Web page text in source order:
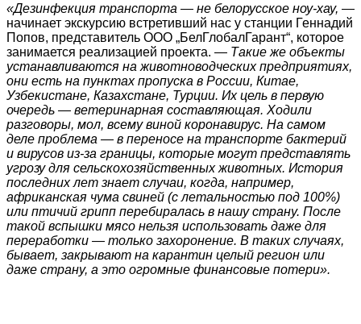
«Дезинфекция транспорта — не белорусское ноу-хау, —
начинает экскурсию встретивший нас у станции Геннадий
Попов, представитель ООО „БелГлобалГарант“, которое
занимается реализацией проекта. — Такие же объекты
устанавливаются на животноводческих предприятиях,
они есть на пунктах пропуска в России, Китае,
Узбекистане, Казахстане, Турции. Их цель в первую
очередь — ветеринарная составляющая. Ходили
разговоры, мол, всему виной коронавирус. На самом
деле проблема — в переносе на транспорте бактерий
и вирусов из-за границы, которые могут представлять
угрозу для сельскохозяйственных животных. История
последних лет знает случаи, когда, например,
африканская чума свиней (с летальностью под 100%)
или птичий грипп перебиралась в нашу страну. После
такой вспышки мясо нельзя использовать даже для
переработки — только захоронение. В таких случаях,
бывает, закрывают на карантин целый регион или
даже страну, а это огромные финансовые потери».